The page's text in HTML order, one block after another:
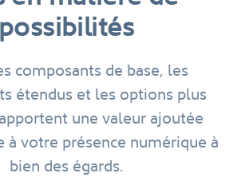
possibilités
composants de base, les
étendus et les options plus
une valeur ajoutée
à votre présence numérique à
bien des égards.